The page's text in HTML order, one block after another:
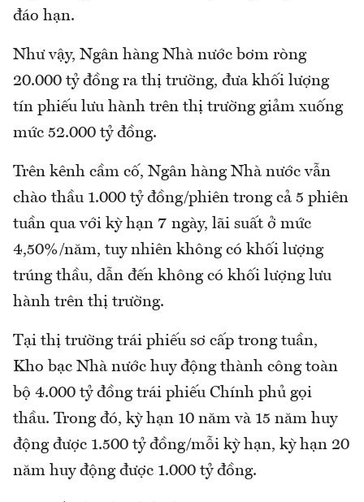
đáo hạn.
Như vậy, Ngân hàng Nhà nước bơm ròng
20.000 tỷ đồng ra thị trường, đưa khối lượng
tín phiếu lưu hành trên thị trường giảm xuống
mức 52.000 tỷ đồng.
Trên kênh cầm cố, Ngân hàng Nhà nước vẫn
chào thầu 1.000 tỷ đồng/phiên trong cả 5 phiên
tuần qua với kỳ hạn 7 ngày, lãi suất ở mức
4,50%/năm, tuy nhiên không có khối lượng
trúng thầu, dẫn đến không có khối lượng lưu
hành trên thị trường.
Tại thị trường trái phiếu sơ cấp trong tuần,
Kho bạc Nhà nước huy động thành công toàn
bộ 4.000 tỷ đồng trái phiếu Chính phủ gọi
thầu. Trong đó, kỳ hạn 10 năm và 15 năm huy
động được 1.500 tỷ đồng/mỗi kỳ hạn, kỳ hạn 20
năm huy động được 1.000 tỷ đồng.